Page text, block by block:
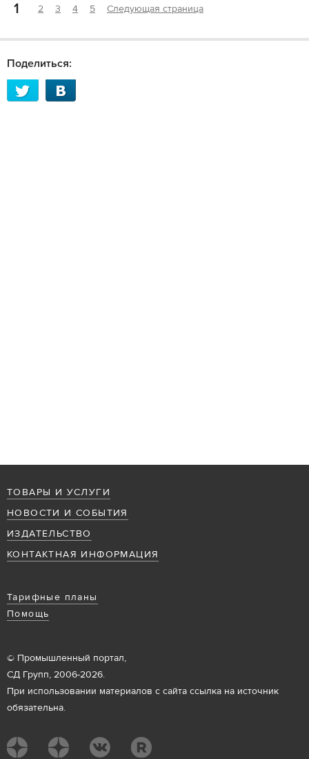
1 2 3 4 5 Следующая страница
Поделиться:
ТОВАРЫ И УСЛУГИ
НОВОСТИ И СОБЫТИЯ
ИЗДАТЕЛЬСТВО
КОНТАКТНАЯ ИНФОРМАЦИЯ
Тарифные планы
Помощь
© Промышленный портал,
СД Групп, 2006-2026.
При использовании материалов с сайта ссылка на источник
обязательна.